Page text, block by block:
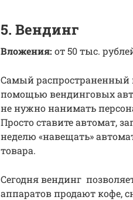
5. Вендинг
Вложения: от 50 тыс.
Самый распространенный
помощью вендинговых
не нужно нанимать
Просто ставите автомат,
неделю «навещать»
товара.
Сегодня вендинг
аппаратов продают кофе,